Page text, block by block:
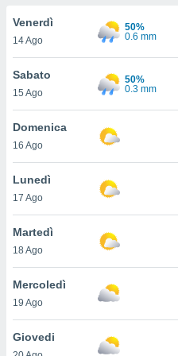
al sito
nostri
ci
di
un
la
di esso.
nella
Venerdì
14 Ago
50%
0.6 mm
Sabato
15 Ago
50%
0.3 mm
Domenica
16 Ago
Lunedì
17 Ago
Martedì
18 Ago
Mercoledì
19 Ago
Giovedi